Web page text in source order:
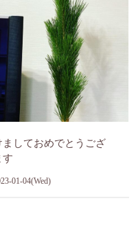
ましておめでとうござ
す
01-04(Wed)